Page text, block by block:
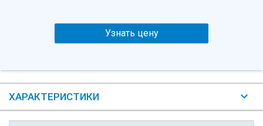
Узнать цену
ХАРАКТЕРИСТИКИ